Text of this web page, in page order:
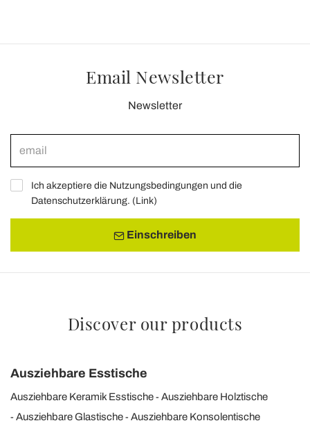
Email Newsletter
Newsletter
Ich akzeptiere die Nutzungsbedingungen und die
Datenschutzerklärung. (Link)
Einschreiben
Discover our products
Ausziehbare Esstische
Ausziehbare Keramik Esstische
Ausziehbare Holztische
Ausziehbare Glastische
Ausziehbare Konsolentische